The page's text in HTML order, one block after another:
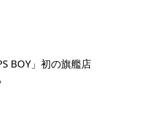
BOY」初の旗艦店